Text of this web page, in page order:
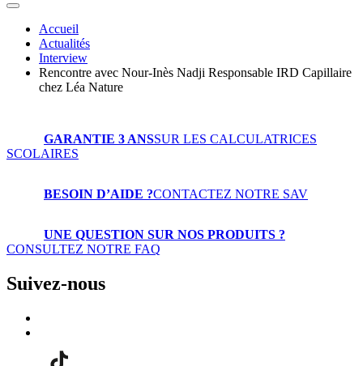
Accueil
Actualités
Interview
Rencontre avec Nour-Inès Nadji Responsable IRD Capillaire
chez Léa Nature
GARANTIE 3 ANSSUR LES CALCULATRICES
SCOLAIRES
BESOIN D’AIDE ?CONTACTEZ NOTRE SAV
UNE QUESTION SUR NOS PRODUITS ?
CONSULTEZ NOTRE FAQ
Suivez-nous